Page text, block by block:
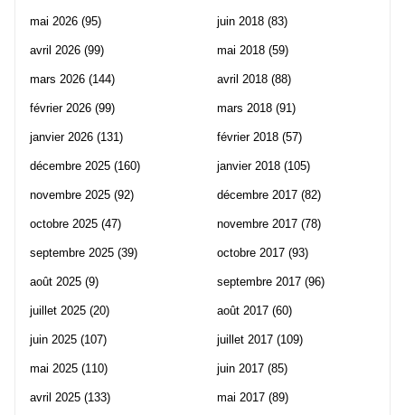
mai 2026 (95)
avril 2026 (99)
mars 2026 (144)
février 2026 (99)
janvier 2026 (131)
décembre 2025 (160)
novembre 2025 (92)
octobre 2025 (47)
septembre 2025 (39)
août 2025 (9)
juillet 2025 (20)
juin 2025 (107)
mai 2025 (110)
avril 2025 (133)
juin 2018 (83)
mai 2018 (59)
avril 2018 (88)
mars 2018 (91)
février 2018 (57)
janvier 2018 (105)
décembre 2017 (82)
novembre 2017 (78)
octobre 2017 (93)
septembre 2017 (96)
août 2017 (60)
juillet 2017 (109)
juin 2017 (85)
mai 2017 (89)